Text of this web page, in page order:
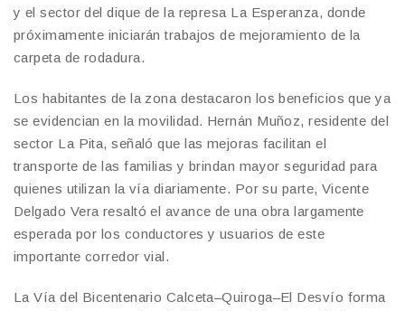
y el sector del dique de la represa La Esperanza, donde
próximamente iniciarán trabajos de mejoramiento de la
carpeta de rodadura.
Los habitantes de la zona destacaron los beneficios que ya
se evidencian en la movilidad. Hernán Muñoz, residente del
sector La Pita, señaló que las mejoras facilitan el
transporte de las familias y brindan mayor seguridad para
quienes utilizan la vía diariamente. Por su parte, Vicente
Delgado Vera resaltó el avance de una obra largamente
esperada por los conductores y usuarios de este
importante corredor vial.
La Vía del Bicentenario Calceta–Quiroga–El Desvío forma